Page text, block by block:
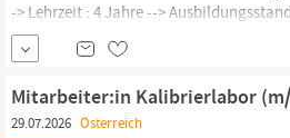
-> Lehrzeit : 4 Jahre -->
Berufsschule: 10 Wochen geblockt pro
Lehrstart: 01. September 2026 -->
2026 Diese Skills erlernst Du bei uns:
von...
Mitarbeiter:in Kalibrierlabor
29.07.2026 Österreich